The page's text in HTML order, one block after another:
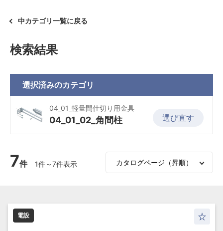
中カテゴリ一覧に戻る
検索結果
選択済みのカテゴリ
04_01_軽量間仕切り用金具
04_01_02_角間柱 選び直す
7件 1件～7件表示
電設